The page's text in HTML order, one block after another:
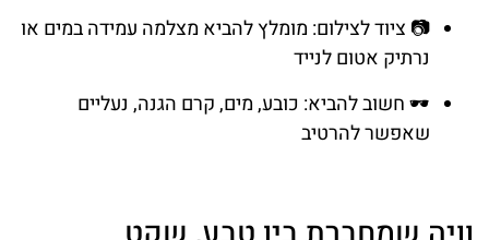
📷 ציוד לצילום: מומלץ להביא מצלמה עמידה במים או
נרתיק אטום לנייד
🕶️ חשוב להביא: כובע, מים, קרם הגנה, נעליים
שאפשר להרטיב